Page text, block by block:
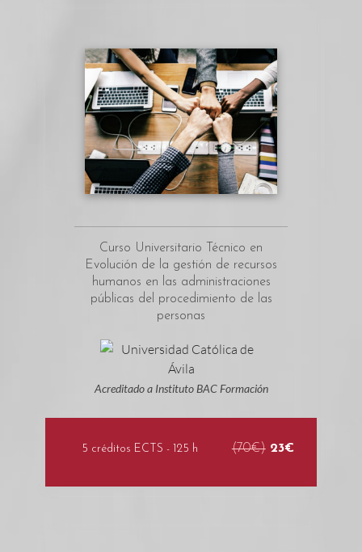
Curso Universitario Técnico en
Evolución de la gestión de recursos
humanos en las administraciones
públicas del procedimiento de las
personas
Acreditado a Instituto BAC Formación
5 créditos ECTS - 125 h (70€) 23€